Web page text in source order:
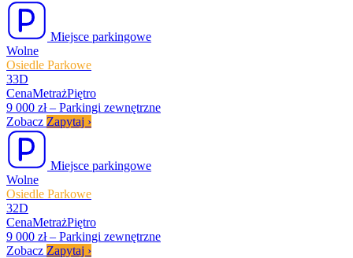
Miejsce parkingowe
Wolne
Osiedle Parkowe
33D
CenaMetrażPiętro
9 000 zł – Parkingi zewnętrzne
Zobacz Zapytaj ›
Miejsce parkingowe
Wolne
Osiedle Parkowe
32D
CenaMetrażPiętro
9 000 zł – Parkingi zewnętrzne
Zobacz Zapytaj ›